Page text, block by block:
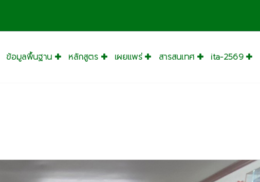
ข้อมูลพื้นฐาน หลักสูตร เผยแพร่ สารสนเทศ ita-2569